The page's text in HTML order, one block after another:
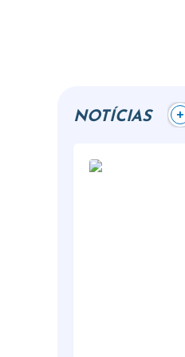
NOTÍCIAS +